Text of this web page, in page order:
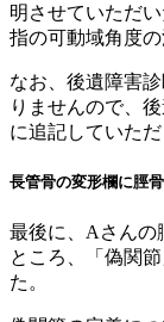
明させていただ
指の可動域角度
なお、後遺障害
りませんので、
に追記していただ
長管骨の変形欄に脛
最後に、Aさんの
ところ、「偽関
た。